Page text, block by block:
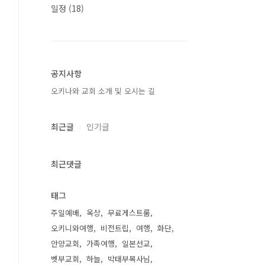
일정 (18)
공지사항
오키나와 교회 소개 및 오시는 길
최근글 인기글
최근댓글
태그
주일예배 옥상
무료게스트룸
오키니와여행
비전트립 여행
화단
안양교회
가족여행
일본선교
벳부교회
하늘 박태부목사님